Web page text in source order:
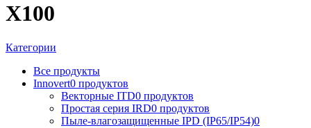
X100
Категории
Все продукты
Innovert0 продуктов
Векторные ITD0 продуктов
Простая серия IRD0 продуктов
Пыле-влагозащищенные IPD (IP65/IP54)0